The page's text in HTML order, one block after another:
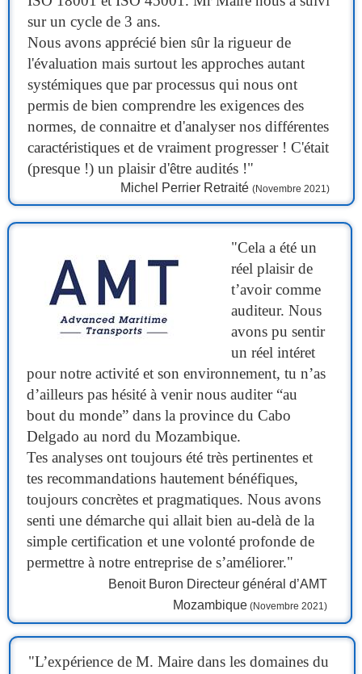
sur un cycle de 3 ans.
Nous avons apprécié bien sûr la rigueur de
l'évaluation mais surtout les approches autant
systémiques que par processus qui nous ont
permis de bien comprendre les exigences des
normes, de connaitre et d'analyser nos différentes
caractéristiques et de vraiment progresser ! C'était
(presque !) un plaisir d'être audités !"
Michel Perrier Retraité (Novembre 2021)
"Cela a été un
réel plaisir de
t’avoir comme
auditeur. Nous
avons pu sentir
un réel intéret
pour notre activité et son environnement, tu n’as
d’ailleurs pas hésité à venir nous auditer “au
bout du monde” dans la province du Cabo
Delgado au nord du Mozambique.
Tes analyses ont toujours été très pertinentes et
tes recommandations hautement bénéfiques,
toujours concrètes et pragmatiques. Nous avons
senti une démarche qui allait bien au-delà de la
simple certification et une volonté profonde de
permettre à notre entreprise de s’améliorer."
Benoit Buron Directeur général d’AMT
Mozambique(Novembre 2021)
"L’expérience de M. Maire dans les domaines du